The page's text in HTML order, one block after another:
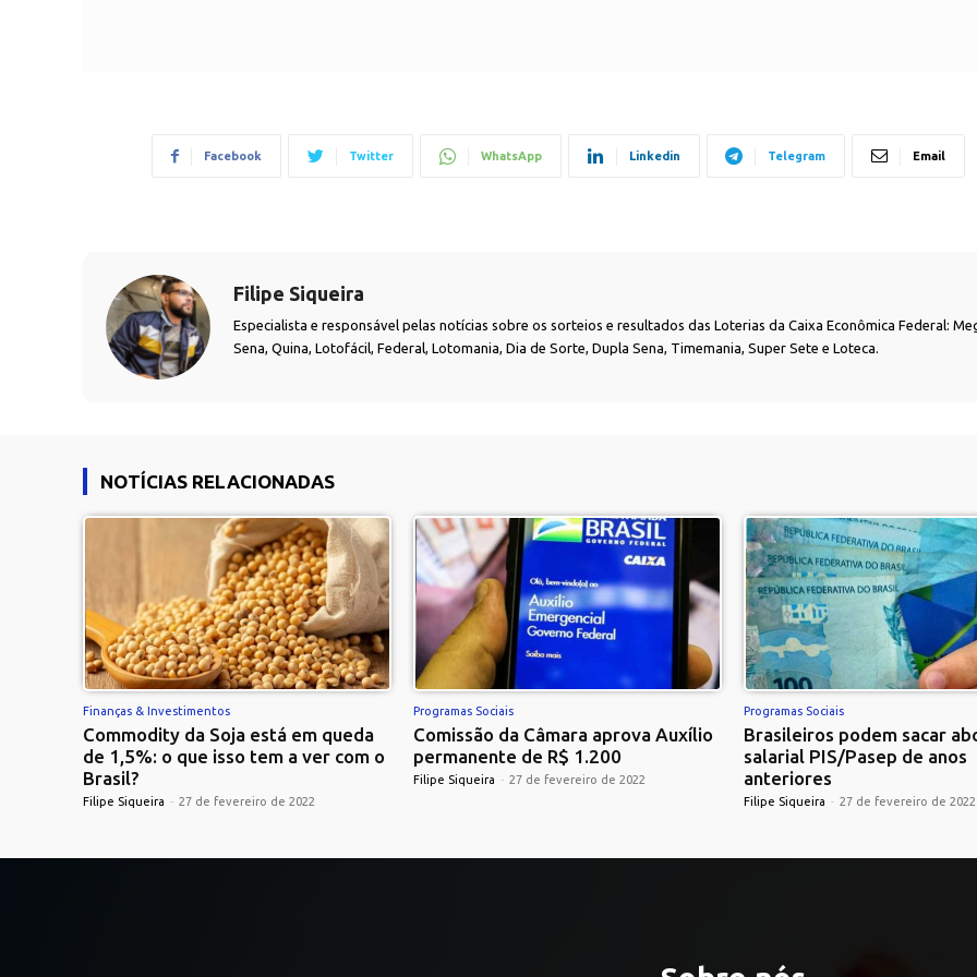
Facebook Twitter WhatsApp Linkedin Telegram Email
Filipe Siqueira
Especialista e responsável pelas notícias sobre os sorteios e resultados das Loterias da Caixa Econômica Federal:
Sena, Quina, Lotofácil, Federal, Lotomania, Dia de Sorte, Dupla Sena, Timemania, Super Sete e Loteca.
NOTÍCIAS RELACIONADAS
Finanças & Investimentos
Commodity da Soja está em queda
de 1,5%: o que isso tem a ver com o
Brasil?
Filipe Siqueira - 27 de fevereiro de 2022
Programas Sociais
Comissão da Câmara aprova Auxílio
permanente de R$ 1.200
Filipe Siqueira - 27 de fevereiro de 2022
Programas Sociais
Brasileiros podem sacar
salarial PIS/Pasep de anos
anteriores
Filipe Siqueira - 27 de fevereiro de 2022